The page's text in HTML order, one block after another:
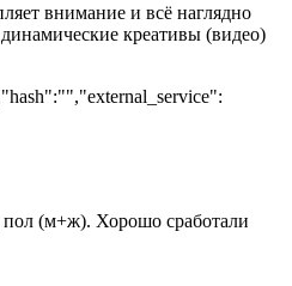
внимание и всё наглядно
креативы (видео)
пол (м+ж). Хорошо сработали